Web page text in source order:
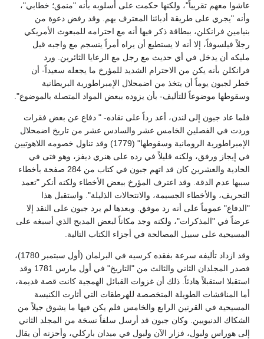
عاشوا معهم تقريباً"، ولكنها حكمت على أسلوبه بأنه "منمق؛ خطابي"،
وأنه "يجري على طريقة أدبائنا المعترف بهم. وقد رفض دعوة من
بنيامين فرانكلن، ببطاقة ذكر فيها أنه مع احترامه للمبعوث الأمريكي
رجلاً فيلسوفاً، إلا أنه لا يستطيع أن يراه أمراً ينسجم مع واجبه قبل
مليكه أن يدخل في أي حديث مع رجل مع الرعايا الثائرين. ورد
فرانكلن بأنه يكن من الاحترام الشديد للمؤرخ ما يجعله سعيداً- أن
خطر لجبون يوماً أن يتخذ من اضمحلال الإمبراطورية البريطانية
وسقوطها موضوعاً للتأليف- بأن يزوده ببعض المواد المتصلة بالموضوع".
فلما عاد جبون إلى لندن، أعد رداً على نقاده- " دفاع عن بعض فقرات
وردت في الفصلين الخامس عشر والسادس عشر من تاريخ اضمحلال
الإمبراطورية الرومانية وسقوطها" (1779) وقد تناول خصومه اللاهوتيين
في إيجاز ورفق، ولكنه قليلاً في رده على هنري ديفز، وهو فتى في
الحادية والعشرين كان قد اتهم جبون في كتاب من 284 صفحة بأخطاء
سببها عدم الدقة. وقد اعترف المؤرخ ببعض الأخطاء ولكنه أنكر "تعمد
التحريف، والأخطاء الجسيمة، والانتحالات الذليلة". واستقبل هذا
"الدفاع" عموماً على أنه رد موفق. وبعدها لم يرد جبون على النقد إلا
عرضاً في "المذكرات"، ولكنه وجد مكاناً لبعض المديح الذي أسبغه على
المسيحية على سبيل المصالحة في أجزاء الكتاب التالية.
وقد ازداد تأليفه سرعة بفقده كرسيه في البرلمان (أول سبتمبر 1780)،
فصدر المجلدان الثاني والثالث من "التاريخ" في أول مارس 1781 وقد
استقبلا استقبلاً هادئاً. ذلك أن غزوات القبائل الهمجية كانت قصة قديمة،
أما المناقشات الطويلة المتخصصة للهرطقات التي أثارت الكنيسة
المسيحية في القرنين الرابع والخامس فلم يكن فيها ما يشوق جيلاً من
الشكاك الدنيويين. وكان جبون قد أرسل سلفاً نسخة من المجلد الثاني
إلى هوراس ولبول، فزار الآن ولبول في ميدان باركلي، وأحزنه أن يقال